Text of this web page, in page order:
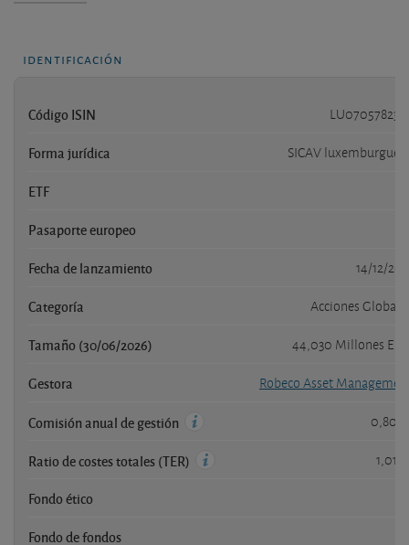
identificación
Código ISIN
Forma jurídica SICAV
ETF
Pasaporte europeo
Fecha de lanzamiento 14/12/
Categoría Acciones
Tamaño (30/06/2026) 44,030 Millones
Gestora Robeco Asset
Comisión anual de gestión 0,80
Ratio de costes totales (TER) 1,01
Fondo ético
Fondo de fondos